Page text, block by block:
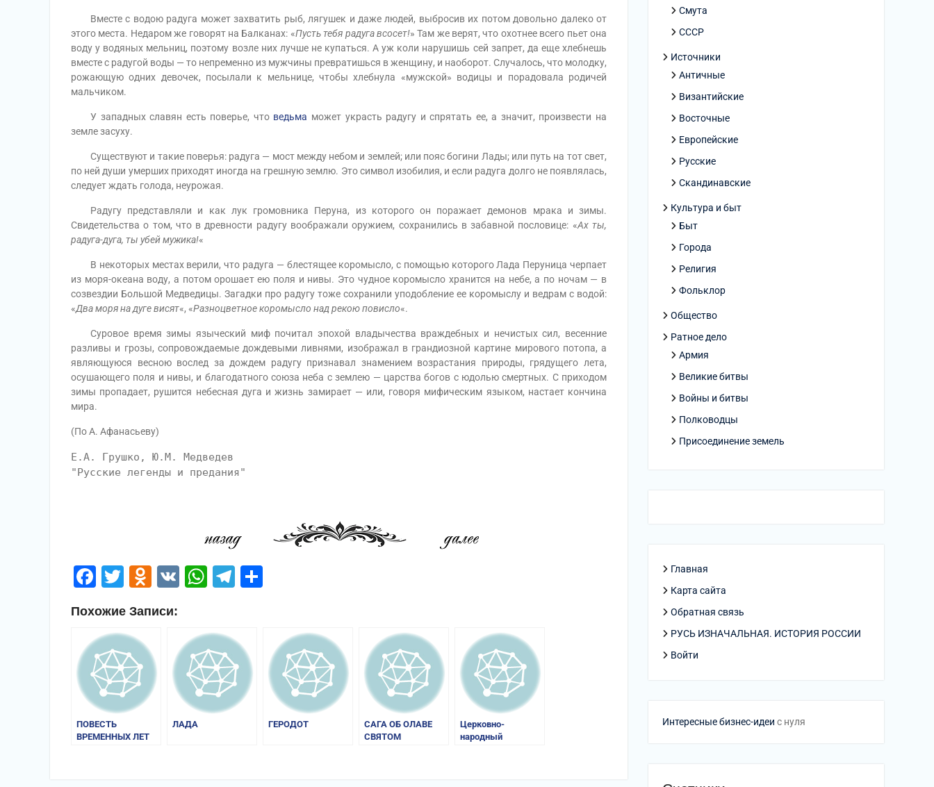
Вместе с водою радуга может захватить рыб, лягушек и даже людей, выбросив их потом довольно далеко от
этого места. Недаром же говорят на Балканах: «Пусть тебя радуга всосет!» Там же верят, что охотнее всего пьет она
воду у водяных мельниц, поэтому возле них лучше не купаться. А уж коли нарушишь сей запрет, да еще хлебнешь
вместе с радугой воды — то непременно из мужчины превратишься в женщину, и наоборот. Случалось, что молодку,
рожающую одних девочек, посылали к мельнице, чтобы хлебнула «мужской» водицы и порадовала родичей
мальчиком.
У западных славян есть поверье, что ведьма может украсть радугу и спрятать ее, а значит, произвести на
земле засуху.
Существуют и такие поверья: радуга — мост между небом и землей; или пояс богини Лады; или путь на тот свет,
по ней души умерших приходят иногда на грешную землю. Это символ изобилия, и если радуга долго не появлялась,
следует ждать голода, неурожая.
Радугу представляли и как лук громовника Перуна, из которого он поражает демонов мрака и зимы.
Свидетельства о том, что в древности радугу воображали оружием, сохранились в забавной пословице: «Ах ты,
радуга-дуга, ты убей мужика!«
В некоторых местах верили, что радуга — блестящее коромысло, с помощью которого Лада Перуница черпает
из моря-океана воду, а потом орошает ею поля и нивы. Это чудное коромысло хранится на небе, а по ночам — в
созвездии Большой Медведицы. Загадки про радугу тоже сохранили уподобление ее коромыслу и ведрам с водой:
«Два моря на дуге висят«, «Разноцветное коромысло над рекою повисло«.
Суровое время зимы языческий миф почитал эпохой владычества враждебных и нечистых сил, весенние
разливы и грозы, сопровождаемые дождевыми ливнями, изображал в грандиозной картине мирового потопа, а
являющуюся весною вослед за дождем радугу признавал знамением возрастания природы, грядущего лета,
осушающего поля и нивы, и благодатного союза неба с землею — царства богов с юдолью смертных. С приходом
зимы пропадает, рушится небесная дуга и жизнь замирает — или, говоря мифическим языком, настает кончина
мира.
(По А. Афанасьеву)
Е.А. Грушко, Ю.М. Медведев
"Русские легенды и предания"
Facebook
Twitter
Odnoklassniki
VK WhatsApp
Telegram
Похожие Записи:
ПОВЕСТЬ
ВРЕМЕННЫХ ЛЕТ
ЛАДА ГЕРОДОТ
САГА ОБ ОЛАВЕ
СВЯТОМ
Церковно-
народный
Смута
СССР
Источники
Античные
Византийские
Восточные
Европейские
Русские
Скандинавские
Культура и быт
Быт
Города
Религия
Фольклор
Общество
Ратное дело
Армия
Великие битвы
Войны и битвы
Полководцы
Присоединение земель
Главная
Карта сайта
Обратная связь
РУСЬ ИЗНАЧАЛЬНАЯ. ИСТОРИЯ РОССИИ
Войти
Интересные бизнес-идеи с нуля